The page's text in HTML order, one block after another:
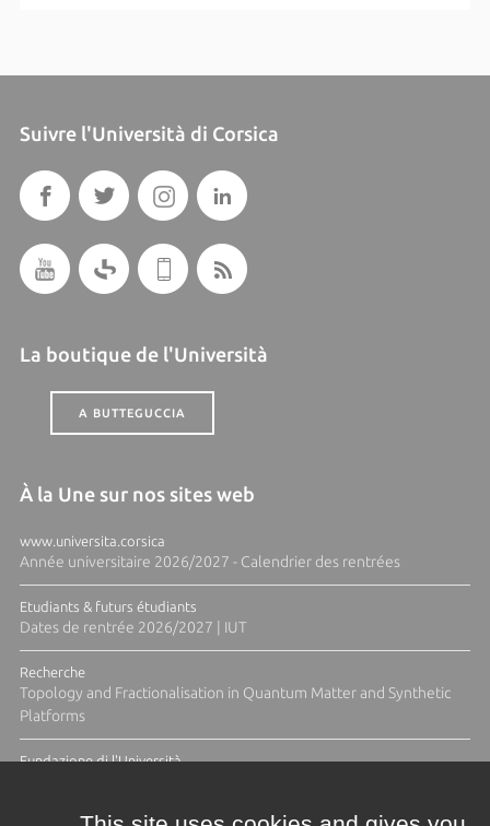
Suivre l'Università di Corsica
La boutique de l'Università
A BUTTEGUCCIA
À la Une sur nos sites web
www.universita.corsica
Année universitaire 2026/2027 - Calendrier des rentrées
Etudiants & futurs étudiants
Dates de rentrée 2026/2027 | IUT
Recherche
Topology and Fractionalisation in Quantum Matter and Synthetic
Platforms
Fundazione di l'Università